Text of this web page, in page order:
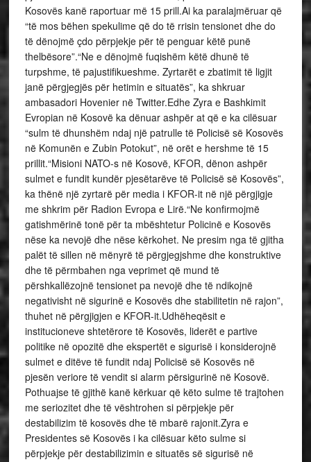
Kosovës kanë raportuar më 15 prill.Ai ka paralajmëruar që
“të mos bëhen spekulime që do të rrisin tensionet dhe do
të dënojmë çdo përpjekje për të penguar këtë punë
thelbësore”.“Ne e dënojmë fuqishëm këtë dhunë të
turpshme, të pajustifikueshme. Zyrtarët e zbatimit të ligjit
janë përgjegjës për hetimin e situatës”, ka shkruar
ambasadori Hovenier në Twitter.Edhe Zyra e Bashkimit
Evropian në Kosovë ka dënuar ashpër at që e ka cilësuar
“sulm të dhunshëm ndaj një patrulle të Policisë së Kosovës
në Komunën e Zubin Potokut”, në orët e hershme të 15
prillit.“Misioni NATO-s në Kosovë, KFOR, dënon ashpër
sulmet e fundit kundër pjesëtarëve të Policisë së Kosovës”,
ka thënë një zyrtarë për media i KFOR-it në një përgjigje
me shkrim për Radion Evropa e Lirë.“Ne konfirmojmë
gatishmërinë tonë për ta mbështetur Policinë e Kosovës
nëse ka nevojë dhe nëse kërkohet. Ne presim nga të gjitha
palët të sillen në mënyrë të përgjegjshme dhe konstruktive
dhe të përmbahen nga veprimet që mund të
përshkallëzojnë tensionet pa nevojë dhe të ndikojnë
negativisht në sigurinë e Kosovës dhe stabilitetin në rajon”,
thuhet në përgjigjen e KFOR-it.Udhëheqësit e
institucioneve shtetërore të Kosovës, liderët e partive
politike në opozitë dhe ekspertët e sigurisë i konsiderojnë
sulmet e ditëve të fundit ndaj Policisë së Kosovës në
pjesën veriore të vendit si alarm përsigurinë në Kosovë.
Pothuajse të gjithë kanë kërkuar që këto sulme të trajtohen
me seriozitet dhe të vështrohen si përpjekje për
destabilizim të kosovës dhe të mbarë rajonit.Zyra e
Presidentes së Kosovës i ka cilësuar këto sulme si
përpjekje për destabilizimin e situatës së sigurisë në